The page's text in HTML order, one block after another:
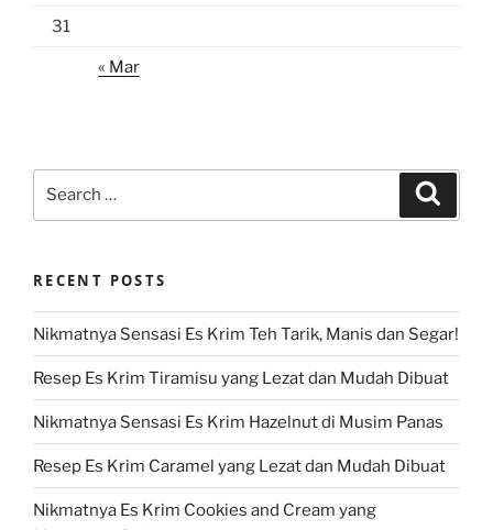
31
« Mar
RECENT POSTS
Nikmatnya Sensasi Es Krim Teh Tarik, Manis dan Segar!
Resep Es Krim Tiramisu yang Lezat dan Mudah Dibuat
Nikmatnya Sensasi Es Krim Hazelnut di Musim Panas
Resep Es Krim Caramel yang Lezat dan Mudah Dibuat
Nikmatnya Es Krim Cookies and Cream yang